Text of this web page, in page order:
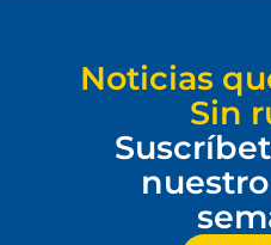
Noticias
Sin